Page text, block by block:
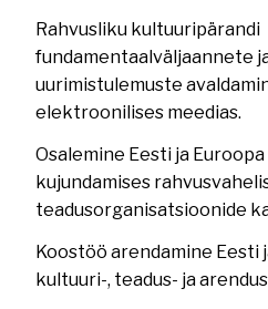
Rahvusliku kultuuripärandi
fundamentaalväljaannete
uurimistulemuste
elektroonilises meedias.
Osalemine Eesti ja
kujundamises
teadusorganisatsioonide
Koostöö arendamine Eesti
kultuuri-, teadus- ja